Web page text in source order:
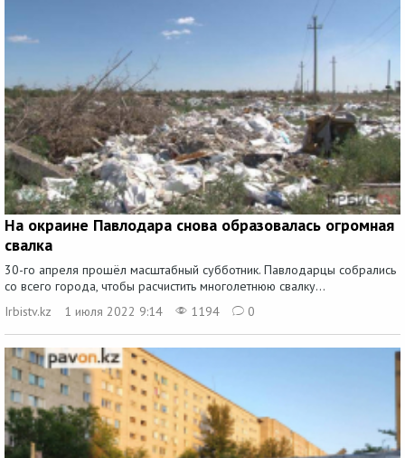
На окраине Павлодара снова образовалась огромная
свалка
30-го апреля прошёл масштабный субботник. Павлодарцы собрались
со всего города, чтобы расчистить многолетнюю свалку...
Irbistv.kz
1 июля 2022 9:14 1194 0